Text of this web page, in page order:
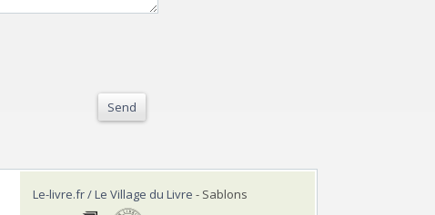
Send
Le-livre.fr / Le Village du Livre - Sablons